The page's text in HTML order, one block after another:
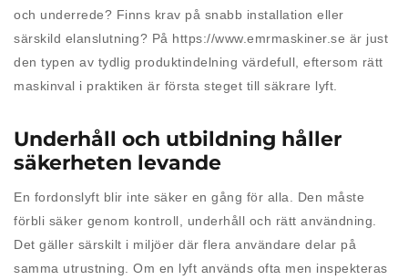
och underrede? Finns krav på snabb installation eller
särskild elanslutning? På https://www.emrmaskiner.se är just
den typen av tydlig produktindelning värdefull, eftersom rätt
maskinval i praktiken är första steget till säkrare lyft.
Underhåll och utbildning håller
säkerheten levande
En fordonslyft blir inte säker en gång för alla. Den måste
förbli säker genom kontroll, underhåll och rätt användning.
Det gäller särskilt i miljöer där flera användare delar på
samma utrustning. Om en lyft används ofta men inspekteras